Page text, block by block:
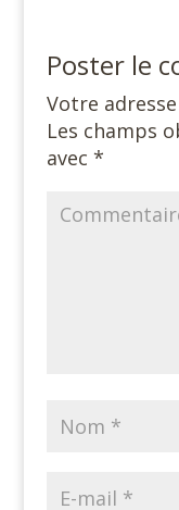
Poster le
Votre
Les champs
avec *